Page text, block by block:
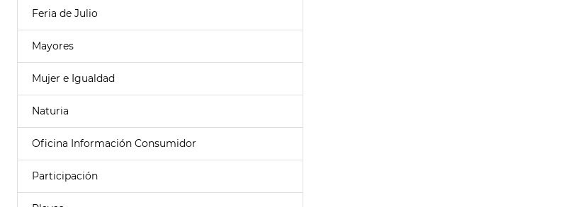
Feria de Julio
Mayores
Mujer e Igualdad
Naturia
Oficina Información Consumidor
Participación